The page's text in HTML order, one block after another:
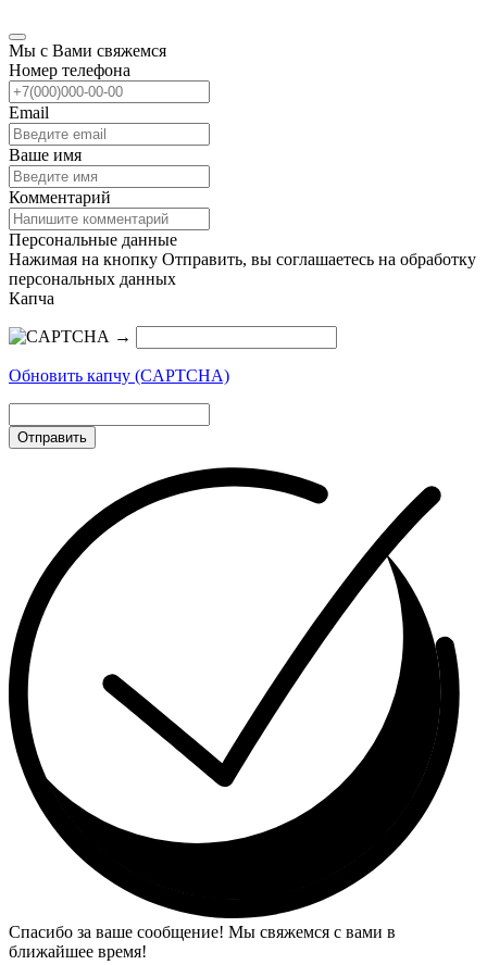
Мы с Вами свяжемся
Номер телефона
Email
Ваше имя
Комментарий
Персональные данные
Нажимая на кнопку Отправить, вы соглашаетесь на обработку
персональных данных
Капча
→
Обновить капчу (CAPTCHA)
Отправить
Спасибо за ваше сообщение! Мы свяжемся с вами в
ближайшее время!